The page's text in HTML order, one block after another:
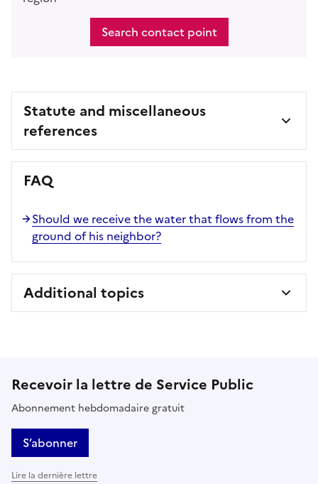
Search contact point
Statute and miscellaneous
references
FAQ
Should we receive the water that flows from the
ground of his neighbor?
Additional topics
Recevoir la lettre de Service Public
Abonnement hebdomadaire gratuit
S’abonner
Lire la dernière lettre